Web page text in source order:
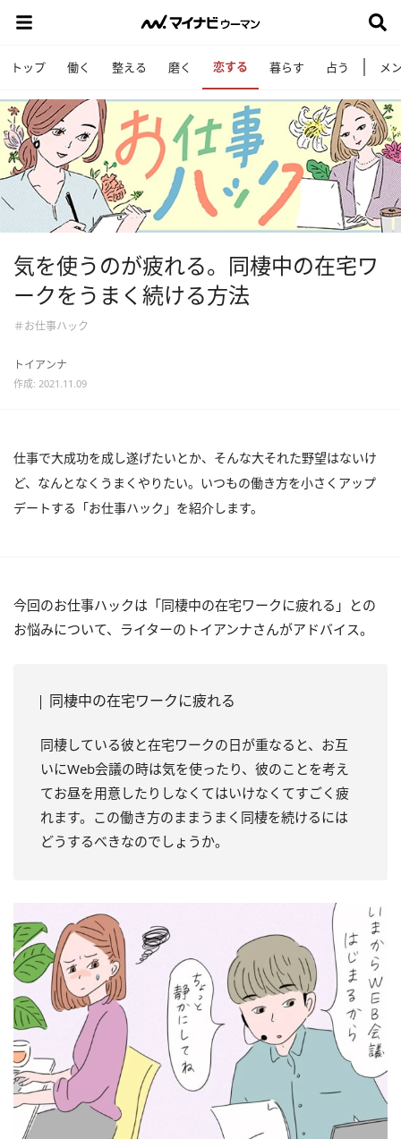
トップ 働く 整える 磨く 恋する 暮らす 占う メ
気を使うのが疲れる。同棲中の在宅ワ
ークをうまく続ける方法
＃お仕事ハック
トイアンナ
作成: 2021.11.09
仕事で大成功を成し遂げたいとか、そんな大それた野望はないけ
ど、なんとなくうまくやりたい。いつもの働き方を小さくアップ
デートする「お仕事ハック」を紹介します。
今回のお仕事ハックは「同棲中の在宅ワークに疲れる」との
お悩みについて、ライターのトイアンナさんがアドバイス。
同棲中の在宅ワークに疲れる
同棲している彼と在宅ワークの日が重なると、お互
いにWeb会議の時は気を使ったり、彼のことを考え
てお昼を用意したりしなくてはいけなくてすごく疲
れます。この働き方のままうまく同棲を続けるには
どうするべきなのでしょうか。